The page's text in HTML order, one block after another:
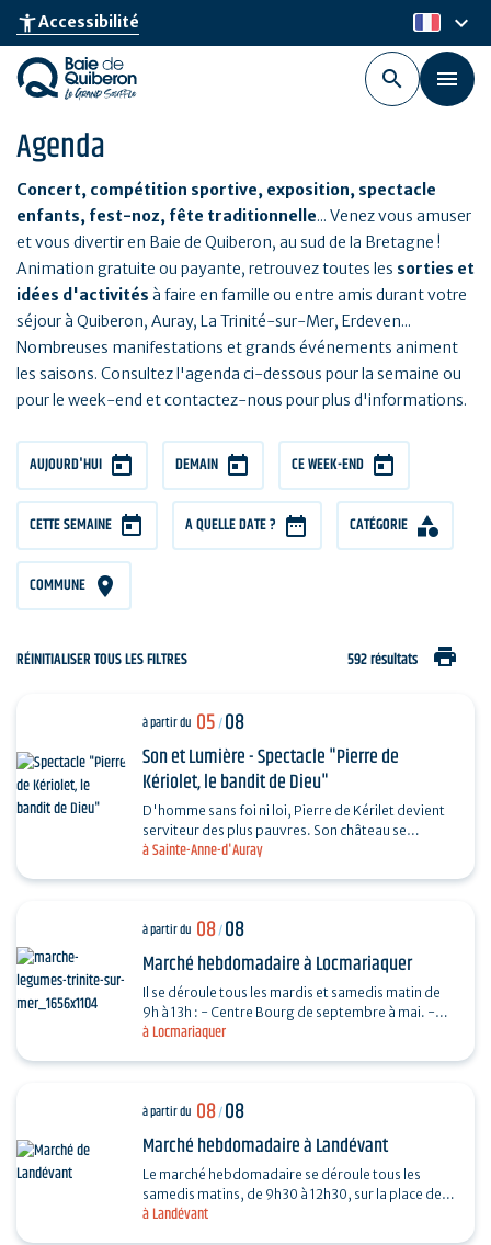
Aller
au
contenu
principal
accessibility_newAccessibilité fr
keyboard_arrow_down
Agenda
Concert, compétition sportive, exposition, spectacle
enfants, fest-noz, fête traditionnelle... Venez vous amuser
et vous divertir en Baie de Quiberon, au sud de la Bretagne !
Animation gratuite ou payante, retrouvez toutes les sorties et
idées d'activités à faire en famille ou entre amis durant votre
séjour à Quiberon, Auray, La Trinité-sur-Mer, Erdeven...
Nombreuses manifestations et grands événements animent
les saisons. Consultez l'agenda ci-dessous pour la semaine ou
pour le week-end et contactez-nous pour plus d'informations.
AUJOURD'HUI DEMAIN CE WEEK-END
CETTE SEMAINE A QUELLE DATE ? CATÉGORIE
COMMUNE
RÉINITIALISER TOUS LES FILTRES 592 résultats print
à Sainte-Anne-d'Auray
à partir du 05/08
Son et Lumière - Spectacle "Pierre de
Kériolet, le bandit de Dieu"
D'homme sans foi ni loi, Pierre de Kérilet devient
serviteur des plus pauvres. Son château se
transforme en refuge, sa vie en offrande.
à Locmariaquer
à partir du 08/08
Marché hebdomadaire à Locmariaquer
Il se déroule tous les mardis et samedis matin de
9h à 13h : - Centre Bourg de septembre à mai. -
Place De Gaulle de juin à août.
à Landévant
à partir du 08/08
Marché hebdomadaire à Landévant
Le marché hebdomadaire se déroule tous les
samedis matins, de 9h30 à 12h30, sur la place de
l'Église (côté parking).